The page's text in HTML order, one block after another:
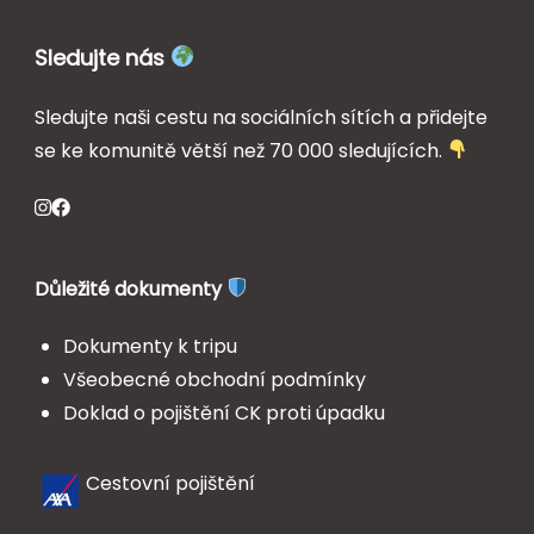
Sledujte nás
Sledujte naši cestu na sociálních sítích a přidejte
se ke komunitě větší než 70 000 sledujících.
Důležité dokumenty
Dokumenty k tripu
Všeobecné obchodní podmínky
Doklad o pojištění CK proti úpadku
Cestovní pojištění